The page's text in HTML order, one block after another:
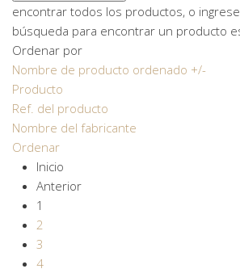
encontrar todos los productos, o
búsqueda para encontrar un producto
Ordenar por
Nombre de producto ordenado +/-
Producto
Ref. del producto
Nombre del fabricante
Ordenar
Inicio
Anterior
1
2
3
4